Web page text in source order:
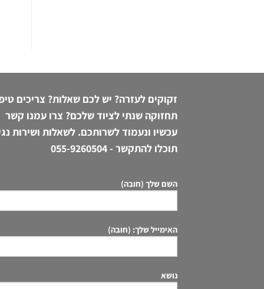
זקוקים לעזרה? יש לכם שאלות? צריכים
תחזוקה שנתי לציוד שלכם? צרו עמנו קשר
עכשיו ונעמוד לשרותכם. לשאלות ושירות
תוכלו להתקשר -055-9260504
השם שלך (חובה)
האימייל שלך: (חובה)
נושא